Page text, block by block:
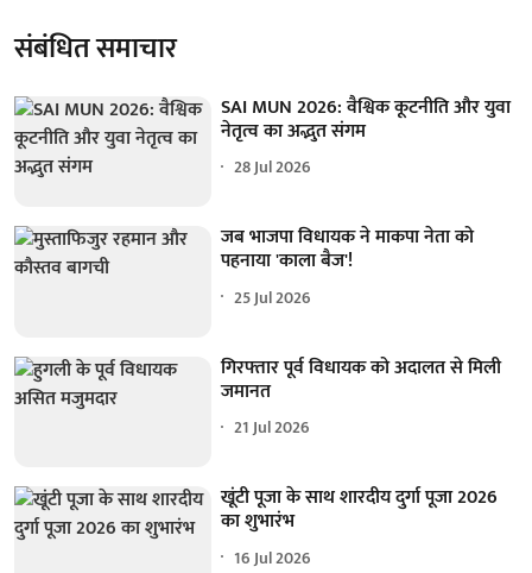
संबंधित समाचार
SAI MUN 2026: वैश्विक कूटनीति और युवा
नेतृत्व का अद्भुत संगम
28 Jul 2026
जब भाजपा विधायक ने माकपा नेता को
पहनाया 'काला बैज'!
25 Jul 2026
गिरफ्तार पूर्व विधायक को अदालत से मिली
जमानत
21 Jul 2026
खूंटी पूजा के साथ शारदीय दुर्गा पूजा 2026
का शुभारंभ
16 Jul 2026